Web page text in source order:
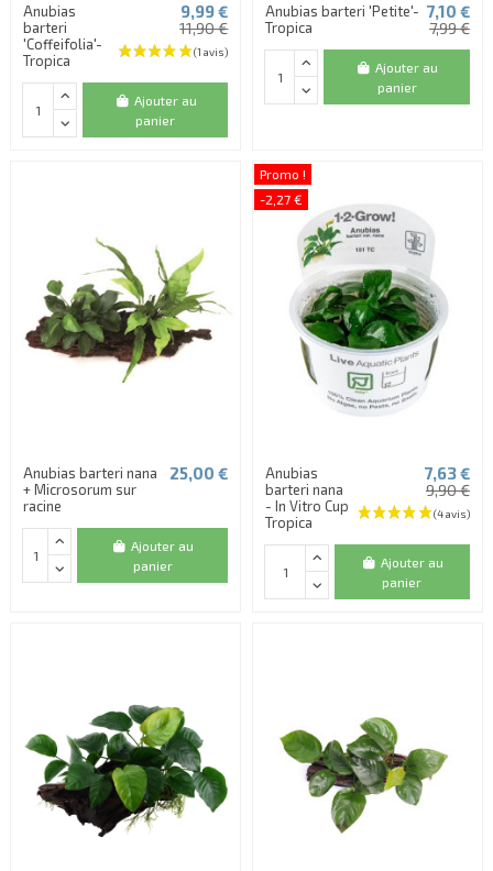
Anubias
barteri
'Coffeifolia'-
Tropica
9,99 €
11,90 €
Ajouter au
panier
Anubias barteri 'Petite'-
Tropica
7,10 €
7,99 €
Ajouter au
panier
Anubias barteri nana
+ Microsorum sur
racine
25,00 €
Ajouter au
panier
Promo !
-2,27 €
Anubias
barteri nana
- In Vitro Cup
Tropica
7,63 €
9,90 €
Ajouter au
panier